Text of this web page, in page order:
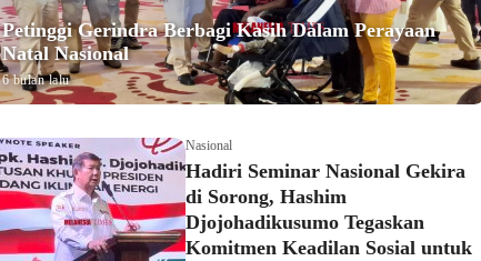
Petinggi Gerindra Berbagi Kasih Dalam Perayaan
Natal Nasional
6 bulan lalu
Nasional
Hadiri Seminar Nasional Gekira
di Sorong, Hashim
Djojohadikusumo Tegaskan
Komitmen Keadilan Sosial untuk